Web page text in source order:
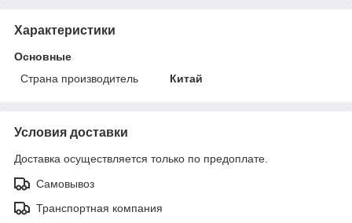
Характеристики
Основные
Страна производитель
Китай
Условия доставки
Доставка осуществляется только по предоплате.
Самовывоз
Транспортная компания